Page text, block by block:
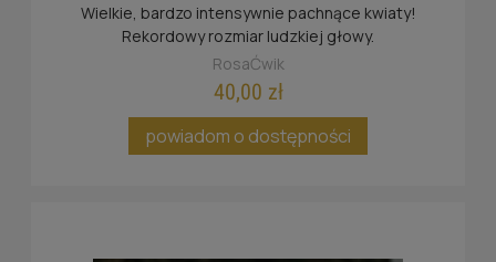
Wielkie, bardzo intensywnie pachnące kwiaty!
Rekordowy rozmiar ludzkiej głowy.
RosaĆwik
40,00 zł
powiadom o dostępności